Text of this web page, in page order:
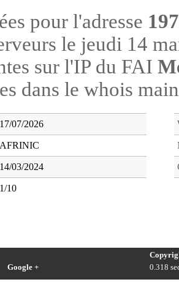
pour l'adresse
le jeudi 14
sur l'IP du FAI
dans le whois
17/07/2026
AFRINIC
14/03/2024
1/10
Google +
0.318